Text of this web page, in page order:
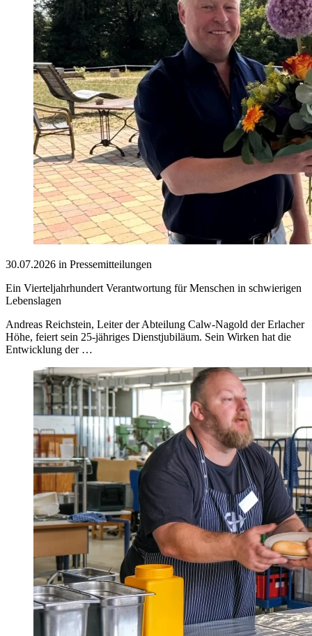
30.07.2026 in Pressemitteilungen
Ein Vierteljahrhundert Verantwortung für Menschen in schwierigen
Lebenslagen
Andreas Reichstein, Leiter der Abteilung Calw-Nagold der Erlacher
Höhe, feiert sein 25-jähriges Dienstjubiläum. Sein Wirken hat die
Entwicklung der …